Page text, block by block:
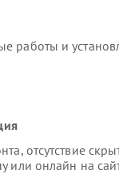
работы и
отсутствие
или онлайн на